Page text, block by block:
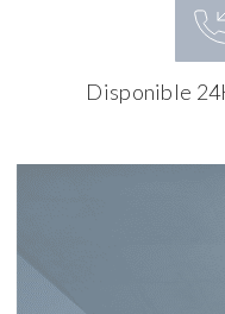
Disponible